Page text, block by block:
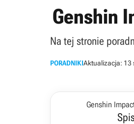
Genshin
Na tej stronie
PORADNIKIAktualizacja: 13
Genshin